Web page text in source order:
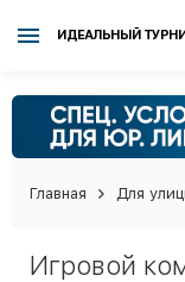
ИДЕАЛЬНЫЙ
Главная Для
Игровой